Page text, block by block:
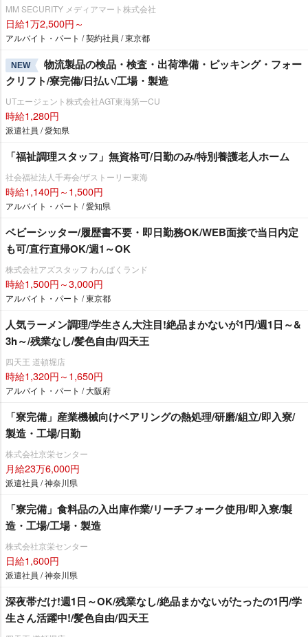
MM SECURITY メディアマート株式会社
日給1万2,500円～
アルバイト・パート / 契約社員 / 東京都
NEW
物流製品の検品・検査・出荷準備・ピッキング・フォー
クリフト/寮完備/日払い/工場・製造
UTエージェント株式会社AGT東海第一CU
時給1,280円
派遣社員 / 愛知県
「福祉調理スタッフ」無資格可/日勤のみ/特別養護老人ホーム
社会福祉法人千寿会/ザストーリー東海
時給1,140円～1,500円
アルバイト・パート / 愛知県
ベビーシッター/履歴書不要・即日勤務OK/WEB面接で当日内定
も可/直行直帰OK/週1～OK
株式会社アズスタッフ わんぱくランド
時給1,500円～3,000円
アルバイト・パート / 東京都
人気ラーメン調理/学生さん大注目!絶品まかないが1円/週1日～&
3h～/残業なし/髪色自由/四天王
四天王 道頓堀店
時給1,320円～1,650円
アルバイト・パート / 大阪府
「寮完備」産業機械向けベアリングの熱処理/研磨/組立/即入寮/
製造・工場/日勤
株式会社京栄センター
月給23万6,000円
派遣社員 / 神奈川県
「寮完備」食料品の入出庫作業/リーチフォーク使用/即入寮/製
造・工場/工場・製造
株式会社京栄センター
日給1,600円
派遣社員 / 神奈川県
深夜帯だけ!週1日～OK/残業なし/絶品まかないがたったの1円/学
生さん活躍中!/髪色自由/四天王